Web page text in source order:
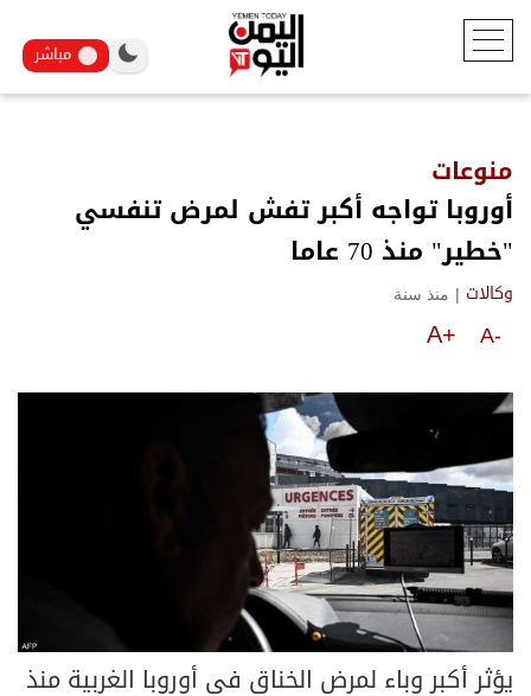
مباشر
منوعات
أوروبا تواجه أكبر تفش لمرض تنفسي
"خطير" منذ 70 عاما
وكالات | منذ سنة
A-
A+
يؤثر أكبر وباء لمرض الخناق في أوروبا الغربية منذ